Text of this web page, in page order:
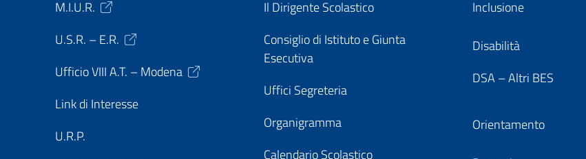
M.I.U.R.
U.S.R. – E.R.
Ufficio VIII A.T. – Modena
Link di Interesse
U.R.P.
Il Dirigente Scolastico
Consiglio di Istituto e Giunta
Esecutiva
Uffici Segreteria
Organigramma
Calendario Scolastico
Inclusione
Disabilità
DSA – Altri BES
Orientamento